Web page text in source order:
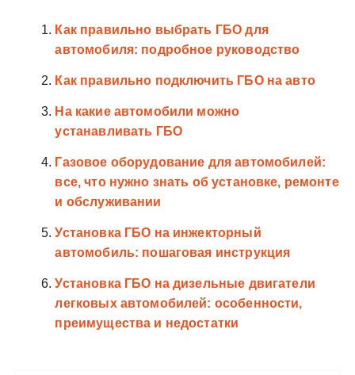
Как правильно выбрать ГБО для
автомобиля: подробное руководство
Как правильно подключить ГБО на авто
На какие автомобили можно
устанавливать ГБО
Газовое оборудование для автомобилей:
все, что нужно знать об установке, ремонте
и обслуживании
Установка ГБО на инжекторный
автомобиль: пошаговая инструкция
Установка ГБО на дизельные двигатели
легковых автомобилей: особенности,
преимущества и недостатки